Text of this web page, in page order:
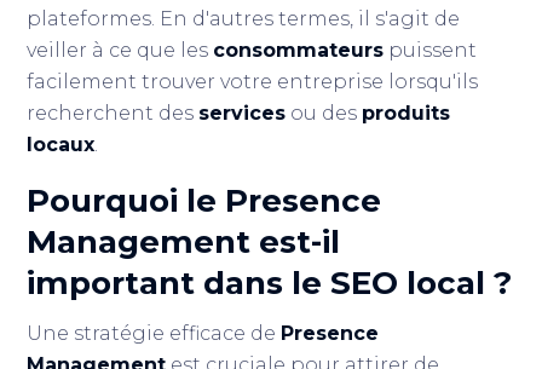
plateformes. En d'autres termes, il s'agit de
veiller à ce que les consommateurs puissent
facilement trouver votre entreprise lorsqu'ils
recherchent des services ou des produits
locaux.
Pourquoi le Presence
Management est-il
important dans leSEO local ?
Une stratégie efficace de Presence